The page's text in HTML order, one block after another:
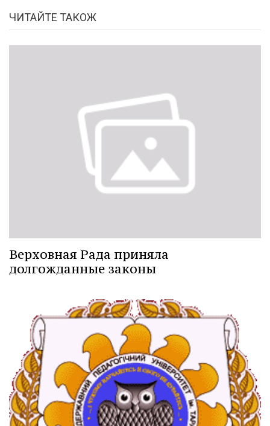
ЧИТАЙТЕ ТАКОЖ
Верховная Рада приняла
долгожданные законы